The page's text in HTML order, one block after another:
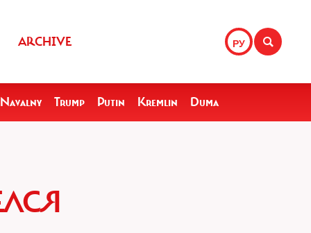
РУ
ARCHIVE
Navalny Trump Putin Kremlin Duma